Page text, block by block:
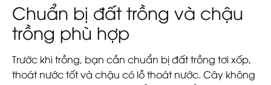
Chuẩn bị đất trồng và chậu
trồng phù hợp
Trước khi trồng, bạn cần chuẩn bị đất trồng tơi xốp,
thoát nước tốt và chậu có lỗ thoát nước. Cây không